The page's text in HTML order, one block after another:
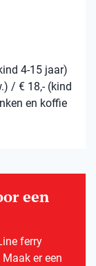
4-15 jaar)
/ € 18,- (kind
en koffie
een
ferry
er een